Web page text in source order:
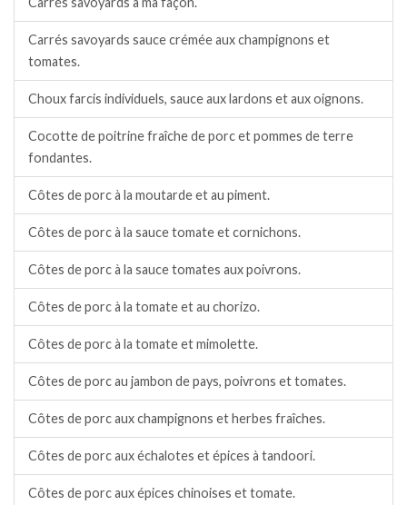
Carrés savoyards sauce crémée aux champignons et
tomates.
Choux farcis individuels, sauce aux lardons et aux oignons.
Cocotte de poitrine fraîche de porc et pommes de terre
fondantes.
Côtes de porc à la moutarde et au piment.
Côtes de porc à la sauce tomate et cornichons.
Côtes de porc à la sauce tomates aux poivrons.
Côtes de porc à la tomate et au chorizo.
Côtes de porc à la tomate et mimolette.
Côtes de porc au jambon de pays, poivrons et tomates.
Côtes de porc aux champignons et herbes fraîches.
Côtes de porc aux échalotes et épices à tandoori.
Côtes de porc aux épices chinoises et tomate.